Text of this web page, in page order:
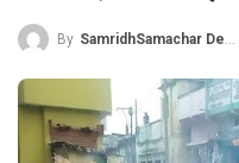
By SamridhSamachar Desk